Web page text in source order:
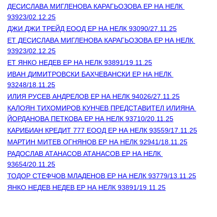
ДЕСИСЛАВА МИГЛЕНОВА КАРАГЬОЗОВА ЕР НА НЕЛК
93923/02.12.25
ДЖИ ДЖИ ТРЕЙД ЕООД ЕР НА НЕЛК 93090/27.11.25
ЕТ ДЕСИСЛАВА МИГЛЕНОВА КАРАГЬОЗОВА ЕР НА НЕЛК
93923/02.12.25
ЕТ ЯНКО НЕДЕВ ЕР НА НЕЛК 93891/19.11.25
ИВАН ДИМИТРОВСКИ БАХЧЕВАНСКИ ЕР НА НЕЛК
93248/18.11.25
ИЛИЯ РУСЕВ АНДРЕЛОВ ЕР НА НЕЛК 94026/27.11.25
КАЛОЯН ТИХОМИРОВ КУНЧЕВ ПРЕДСТАВИТЕЛ ИЛИЯНА
ЙОРДАНОВА ПЕТКОВА ЕР НА НЕЛК 93710/20.11.25
КАРИБИАН КРЕДИТ 777 ЕООД ЕР НА НЕЛК 93559/17.11.25
МАРТИН МИТЕВ ОГНЯНОВ ЕР НА НЕЛК 92941/18.11.25
РАДОСЛАВ АТАНАСОВ АТАНАСОВ ЕР НА НЕЛК
93654/20.11.25
ТОДОР СТЕФЧОВ МЛАДЕНОВ ЕР НА НЕЛК 93779/13.11.25
ЯНКО НЕДЕВ НЕДЕВ ЕР НА НЕЛК 93891/19.11.25